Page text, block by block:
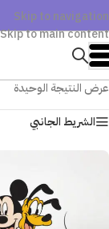
Skip to navigation
Skip to main content
عرض النتيجة الوحيدة
الشريط الجانبي